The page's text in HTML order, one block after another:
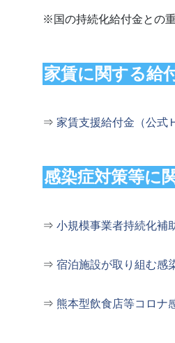
※国の持続化給付金との
家賃に関する給
⇒ 家賃支援給付金（公式
感染症対策等に
⇒ 小規模事業者持続化補
⇒ 宿泊施設が取り組む感
⇒ 熊本型飲食店等コロナ